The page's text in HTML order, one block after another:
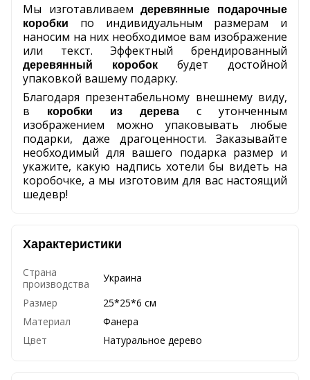
Мы изготавливаемдеревянные подарочные
коробки
по индивидуальным размерам и
наносим на них необходимое вам изображение
или текст. Эффектный брендированный
деревянный коробок
будет достойной
упаковкой вашему подарку.
Благодаря презентабельному внешнему виду,
в
коробки из дерева
с утонченным
изображением можно упаковывать любые
подарки, даже драгоценности. Заказывайте
необходимый для вашего подарка размер и
укажите, какую надпись хотели бы видеть на
коробочке, а мы изготовим для вас настоящий
шедевр!
Характеристики
Страна
производства
Украина
Размер
25*25*6 см
Материал
Фанера
Цвет
Натуральное дерево